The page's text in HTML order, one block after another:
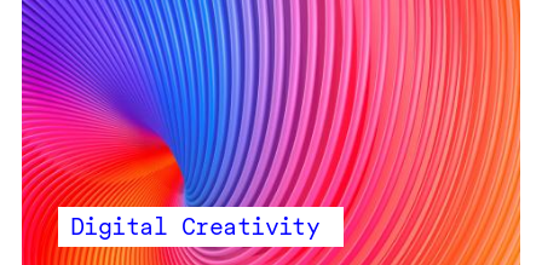
Digital Creativity